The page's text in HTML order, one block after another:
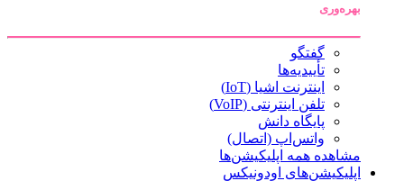
بهره‌وری
گفتگو
تأییدیه‌ها
اینترنت اشیا (IoT)
تلفن اینترنتی (VoIP)
پایگاه دانش
واتس‌اپ (اتصال)
مشاهده همه اپلیکیشن‌ها
اپلیکیشن‌های اودونیکس